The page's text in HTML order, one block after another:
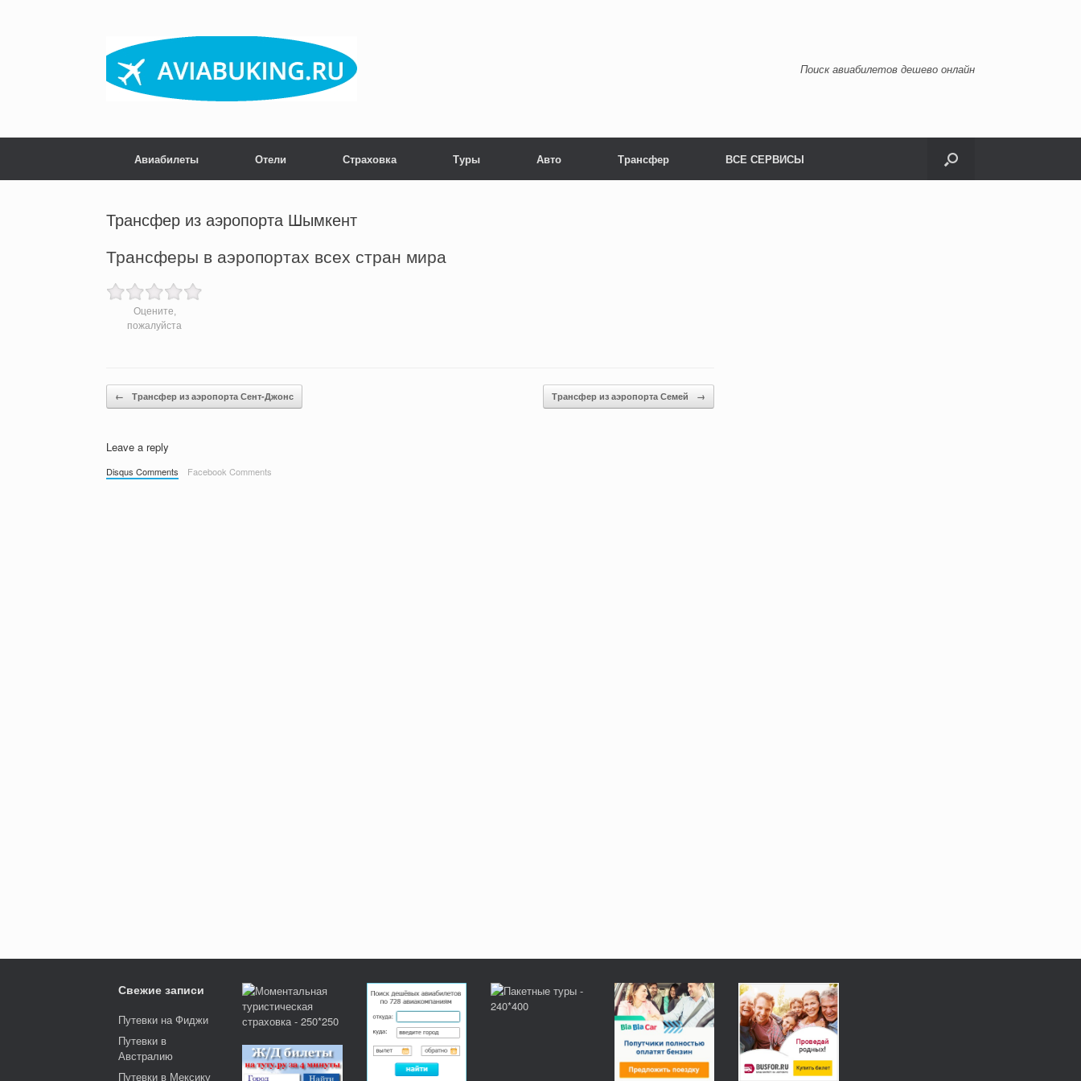
Поиск авиабилетов дешево онлайн
Авиабилеты Отели Страховка Туры Авто Трансфер ВСЕ СЕРВИСЫ
Трансфер из аэропорта Шымкент
Трансферы в аэропортах всех стран мира
Оцените,
пожалуйста
Post navigation
← Трансфер из аэропорта Сент-Джонс Трансфер из аэропорта Семей →
Leave a reply
Disqus Comments Facebook Comments
Свежие записи
Путевки на Фиджи
Путевки в
Австралию
Путевки в Мексику